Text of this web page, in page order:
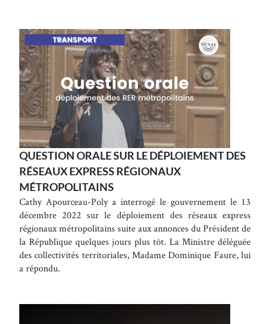
QUESTION ORALE SUR LE DÉPLOIEMENT DES
RÉSEAUX EXPRESS RÉGIONAUX
MÉTROPOLITAINS
Cathy Apourceau-Poly a interrogé le gouvernement le 13
décembre 2022 sur le déploiement des réseaux express
régionaux métropolitains suite aux annonces du Président de
la République quelques jours plus tôt. La Ministre déléguée
des collectivités territoriales, Madame Dominique Faure, lui
a répondu.